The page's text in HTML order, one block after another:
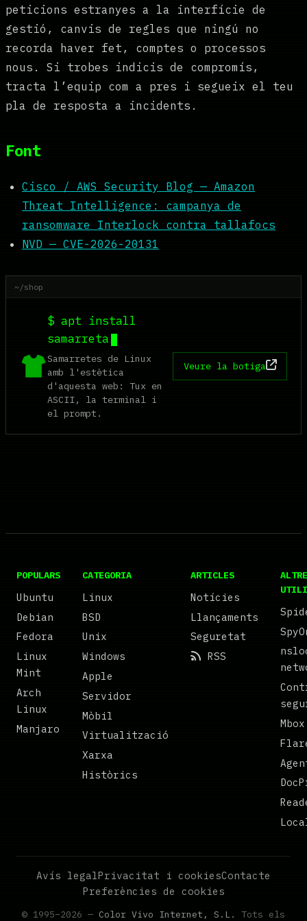
peticions estranyes a la interfície de
gestió, canvis de regles que ningú no
recorda haver fet, comptes o processos
nous. Si trobes indicis de compromís,
tracta l’equip com a pres i segueix el teu
pla de resposta a incidents.
Font
Cisco / AWS Security Blog — Amazon
Threat Intelligence: campanya de
ransomware Interlock contra tallafocs
NVD — CVE-2026-20131
~/shop
$ apt install
samarreta
Samarretes de Linux
amb l'estètica
d'aquesta web: Tux en
ASCII, la terminal i
el prompt.
Veure la botiga
POPULARS
Ubuntu
Debian
Fedora
Linux
Mint
Arch
Linux
Manjaro
CATEGORIA
Linux
BSD
Unix
Windows
Apple
Servidor
Mòbil
Virtualització
Xarxa
Històrics
ARTICLES
Notícies
Llançaments
Seguretat
RSS
Avís legal Privacitat i cookiesContacte
Preferències de cookies
© 1995–2026 — Color Vivo Internet, S.L.
Tots els